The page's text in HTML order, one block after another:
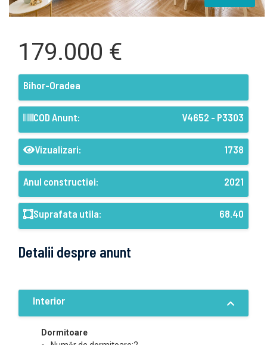
179.000 €
Bihor-Oradea
COD Anunt: V4652 - P3303
Vizualizari: 1738
Anul constructiei: 2021
Suprafata utila: 68.40
Detalii despre anunt
Interior
Dormitoare